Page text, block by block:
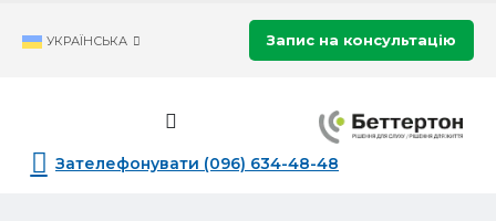
УКРАЇНСЬКА Запис на консультацію
Зателефонувати (096) 634-48-48